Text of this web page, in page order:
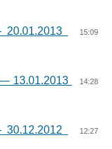
15:09
13.01.2013
14:28
12:27